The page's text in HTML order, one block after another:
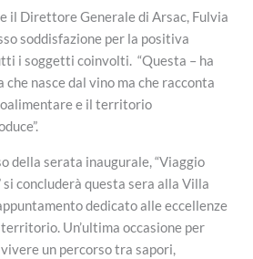
il Direttore Generale di Arsac, Fulvia
soddisfazione per la positiva
i soggetti coinvolti. “Questa – ha
nasce dal vino ma che racconta
e il territorio
della serata inaugurale, “Viaggio
si concluderà questa sera alla Villa
dedicato alle eccellenze
Un’ultima occasione per
un percorso tra sapori,